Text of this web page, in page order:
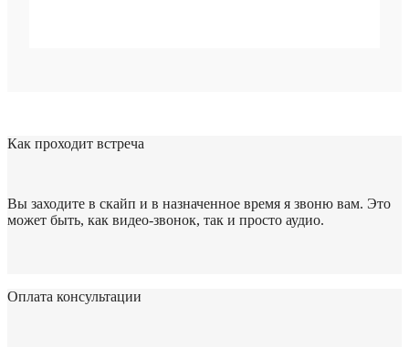
Как проходит встреча
Вы заходите в скайп и в назначенное время я звоню вам. Это
может быть, как видео-звонок, так и просто аудио.
Оплата консультации